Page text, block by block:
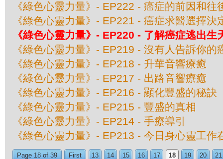
《綠色心靈力量》- EP222 - 癌症的前因和
《綠色心靈力量》- EP221 - 癌症求醫選擇
《綠色心靈力量》- EP220 - 了解癌症逃出生
《綠色心靈力量》- EP219 - 沒有人告訴你
《綠色心靈力量》- EP218 - 升華音響療癒
《綠色心靈力量》- EP217 - 出路音響療癒
《綠色心靈力量》- EP216 - 顯化豐盛的秘訣
《綠色心靈力量》- EP215 - 豐盛的真相
《綠色心靈力量》- EP214 - 手療導引
《綠色心靈力量》- EP213 - 今日身心靈工作
Page 18 of 39 First 13 14 15 16 17 18 19 20 21